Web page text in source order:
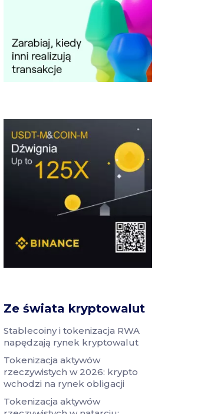
Ze świata kryptowalut
Stablecoiny i tokenizacja RWA
napędzają rynek kryptowalut
Tokenizacja aktywów
rzeczywistych w 2026: krypto
wchodzi na rynek obligacji
Tokenizacja aktywów